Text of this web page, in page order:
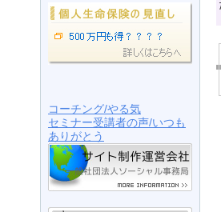
コーチング/やる気
セミナー受講者の声/いつも
ありがとう